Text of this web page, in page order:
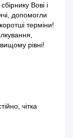
Вові і
допомогли
терміни!
рівні!
чітка